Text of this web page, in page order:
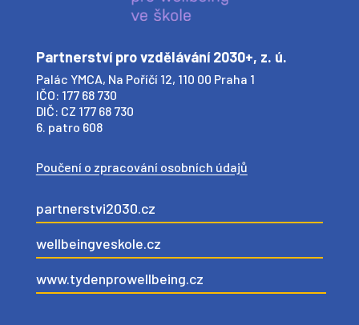
Partnerství pro vzdělávání 2030+, z. ú.
Palác YMCA, Na Poříčí 12, 110 00 Praha 1
IČO: 177 68 730
DIČ: CZ 177 68 730
6. patro 608
Poučení o zpracování osobních údajů
partnerstvi2030.cz
wellbeingveskole.cz
www.tydenprowellbeing.cz